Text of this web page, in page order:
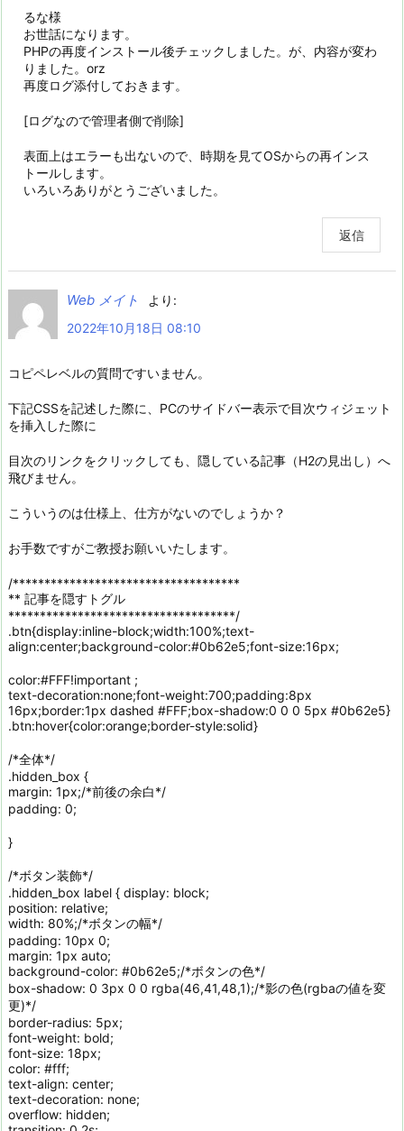
るな様
お世話になります。
PHPの再度インストール後チェックしました。が、内容が変わ
りました。orz
再度ログ添付しておきます。
[ログなので管理者側で削除]
表面上はエラーも出ないので、時期を見てOSからの再インス
トールします。
いろいろありがとうございました。
返信
Web メイト
より:
2022年10月18日 08:10
コピペレベルの質問ですいません。
下記CSSを記述した際に、PCのサイドバー表示で目次ウィジェット
を挿入した際に
目次のリンクをクリックしても、隠している記事（H2の見出し）へ
飛びません。
こういうのは仕様上、仕方がないのでしょうか？
お手数ですがご教授お願いいたします。
/************************************
** 記事を隠すトグル
************************************/
.btn{display:inline-block;width:100%;text-
align:center;background-color:#0b62e5;font-size:16px;
color:#FFF!important ;
text-decoration:none;font-weight:700;padding:8px
16px;border:1px dashed #FFF;box-shadow:0 0 0 5px #0b62e5}
.btn:hover{color:orange;border-style:solid}
/*全体*/
.hidden_box {
margin: 1px;/*前後の余白*/
padding: 0;
}
/*ボタン装飾*/
.hidden_box label { display: block;
position: relative;
width: 80%;/*ボタンの幅*/
padding: 10px 0;
margin: 1px auto;
background-color: #0b62e5;/*ボタンの色*/
box-shadow: 0 3px 0 0 rgba(46,41,48,1);/*影の色(rgbaの値を変
更)*/
border-radius: 5px;
font-weight: bold;
font-size: 18px;
color: #fff;
text-align: center;
text-decoration: none;
overflow: hidden;